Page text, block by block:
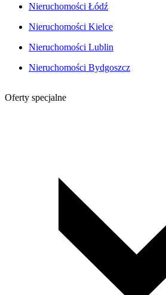
Nieruchomości Łódź
Nieruchomości Kielce
Nieruchomości Lublin
Nieruchomości Bydgoszcz
Oferty specjalne